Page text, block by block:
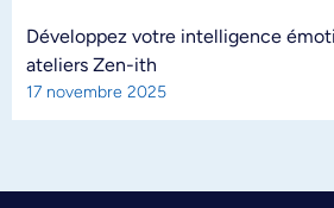
Développez votre intelligence
ateliers Zen-ith
17 novembre 2025